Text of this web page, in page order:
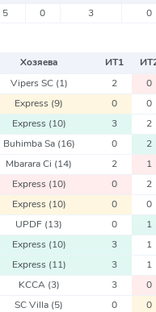
5 0 3 0
Хозяева ИТ1 ИТ
Vipers SC (1) 2 0
Express (9) 0 0
Express (10) 3 2
Buhimba Sa (16) 0 2
Mbarara Ci (14) 2 1
Express (10) 0 2
Express (10) 0 0
UPDF (13) 0 1
Express (10) 3 1
Express (11) 3 1
KCCA (3) 3 0
SC Villa (5) 0 0